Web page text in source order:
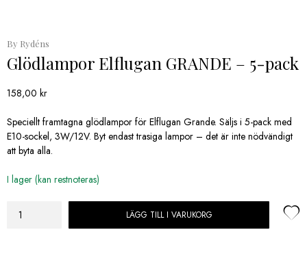
By Rydéns
Glödlampor Elflugan GRANDE – 5-pack
158,00 kr
Speciellt framtagna glödlampor för Elflugan Grande. Säljs i 5-pack med
E10-sockel, 3W/12V. Byt endast trasiga lampor – det är inte nödvändigt
att byta alla.
I lager (kan restnoteras)
Glödlampor
LÄGG TILL I VARUKORG